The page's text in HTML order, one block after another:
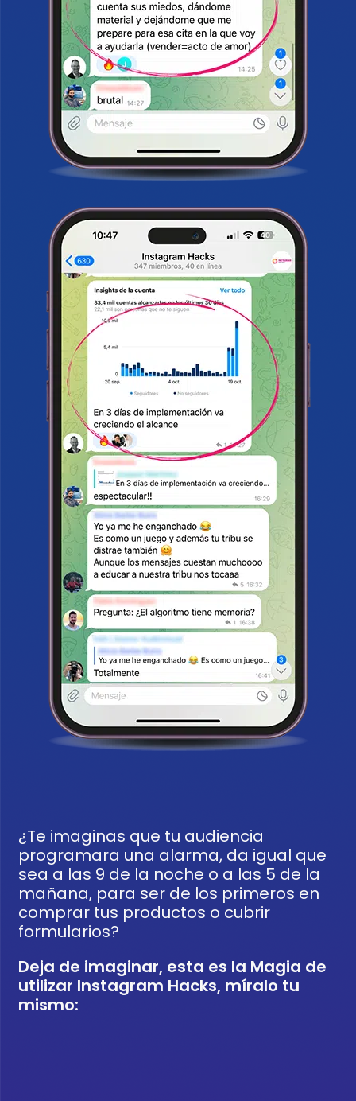
¿Te imaginas que tu audiencia
programara una alarma, da igual que
sea a las 9 de la noche o a las 5 de la
mañana, para ser de los primeros en
comprar tus productos o cubrir
formularios?
Deja de imaginar, esta es la Magia de
utilizar Instagram Hacks, míralo tu
mismo: